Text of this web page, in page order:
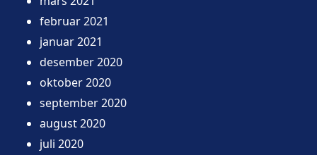
februar 2021
januar 2021
desember 2020
oktober 2020
september 2020
august 2020
juli 2020